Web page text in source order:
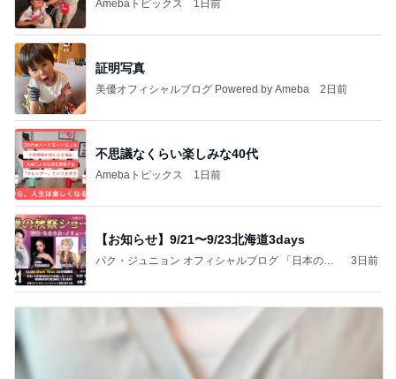
Amebaトピックス 1日前
証明写真
美優オフィシャルブログ Powered by Ameba 2日前
不思議なくらい楽しみな40代
Amebaトピックス 1日前
【お知らせ】9/21〜9/23北海道3days
パク・ジュニョン オフィシャルブログ 「日本の
3日前